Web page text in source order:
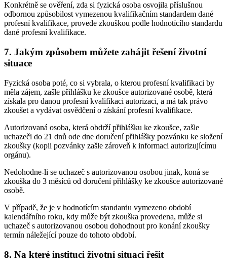
Konkrétně se ověření, zda si fyzická osoba osvojila příslušnou
odbornou způsobilost vymezenou kvalifikačním standardem dané
profesní kvalifikace, provede zkouškou podle hodnotícího standardu
dané profesní kvalifikace.
7. Jakým způsobem můžete zahájit řešení životní
situace
Fyzická osoba poté, co si vybrala, o kterou profesní kvalifikaci by
měla zájem, zašle přihlášku ke zkoušce autorizované osobě, která
získala pro danou profesní kvalifikaci autorizaci, a má tak právo
zkoušet a vydávat osvědčení o získání profesní kvalifikace.
Autorizovaná osoba, která obdrží přihlášku ke zkoušce, zašle
uchazeči do 21 dnů ode dne doručení přihlášky pozvánku ke složení
zkoušky (kopii pozvánky zašle zároveň k informaci autorizujícímu
orgánu).
Nedohodne-li se uchazeč s autorizovanou osobou jinak, koná se
zkouška do 3 měsíců od doručení přihlášky ke zkoušce autorizované
osobě.
V případě, že je v hodnotícím standardu vymezeno období
kalendářního roku, kdy může být zkouška provedena, může si
uchazeč s autorizovanou osobou dohodnout pro konání zkoušky
termín náležející pouze do tohoto období.
8. Na které instituci životní situaci řešit